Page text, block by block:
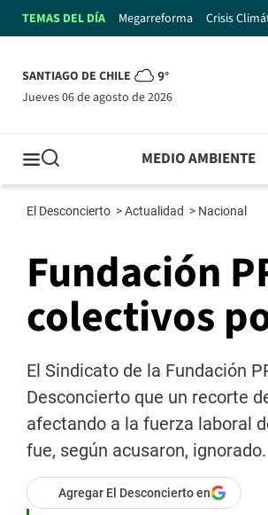
TEMAS DEL DÍA Megarreforma Crisis
SANTIAGO DE CHILE 9°
jueves 06 de agosto de 2026
MEDIO AMBIENTE
El Desconcierto >Actualidad > Nacional
Fundación
colectivos
El Sindicato de la Fundación
Desconcierto que un recorte
afectando a la fuerza laboral
fue, según acusaron, ignorado.
Agregar El Desconcierto en